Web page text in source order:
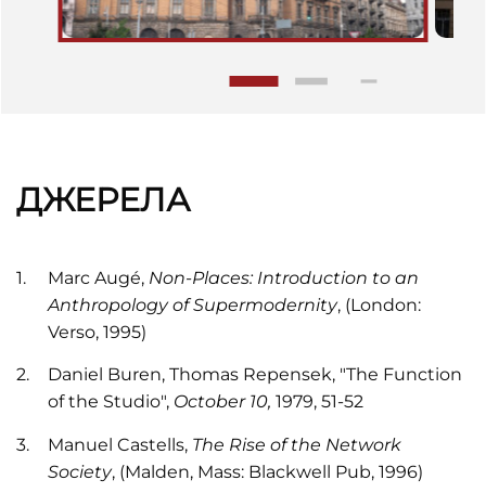
ДЖЕРЕЛА
Marc Augé, Non-Places: Introduction to an
Anthropology of Supermodernity, (London:
Verso, 1995)
Daniel Buren, Thomas Repensek, "The Function
of the Studio", October 10, 1979, 51-52
Manuel Castells, The Rise of the Network
Society, (Malden, Mass: Blackwell Pub, 1996)